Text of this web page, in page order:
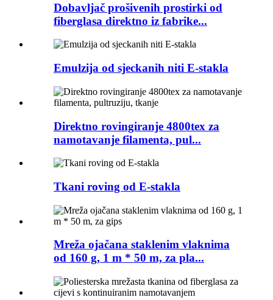
Dobavljač prošivenih prostirki od
fiberglasa direktno iz fabrike...
Emulzija od sjeckanih niti E-stakla
Direktno rovingiranje 4800tex za
namotavanje filamenta, pul...
Tkani roving od E-stakla
Mreža ojačana staklenim vlaknima
od 160 g, 1 m * 50 m, za pla...